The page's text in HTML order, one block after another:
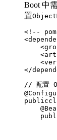
Boot 中
置
<!--
</
// 配置
public